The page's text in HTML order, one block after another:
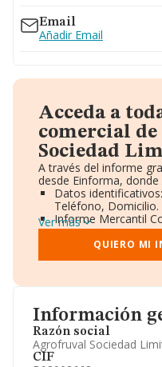
Información
Razón social
Agrofruval Sociedad
CIF
Email
Añadir Email
Acceda a
comercial
Sociedad
A través del informe
desde Einforma,
Datos
Teléfono, Domicilio.
Informe Mercantil
Gráficos de
Consejo de
Directivos y
Información oficial y
Ver más
QUIERO MI